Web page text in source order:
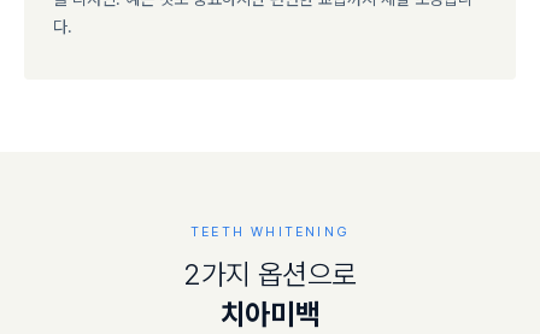
다.
TEETH WHITENING
2가지 옵션으로
치 아미 백